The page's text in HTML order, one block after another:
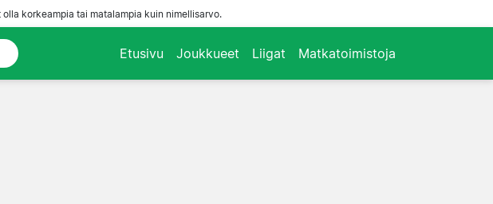
korkeampia tai matalampia kuin nimellisarvo.
Etusivu Joukkueet Liigat Matkatoimistoja